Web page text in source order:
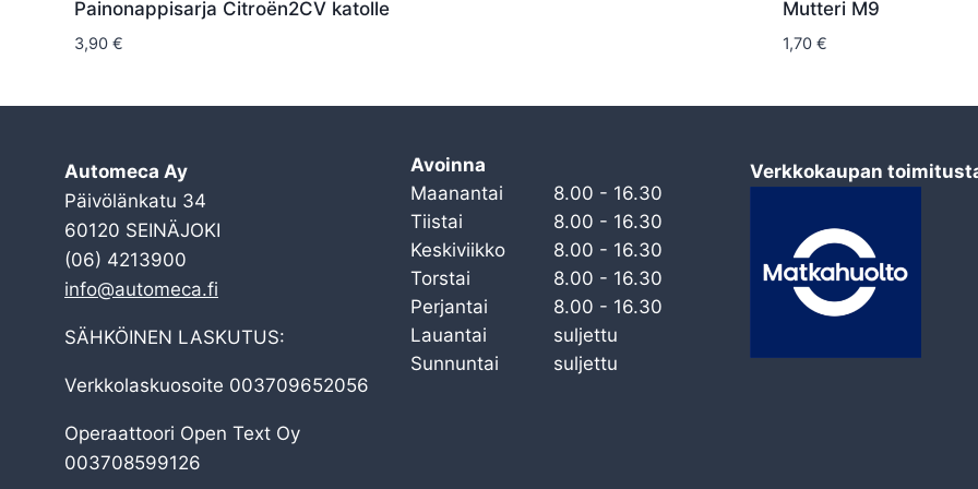
Painonappisarja Citroën2CV katolle
3,90 €
Mutteri M9
1,70 €
Automeca Ay
Päivölänkatu 34
60120 SEINÄJOKI
(06) 4213900
info@automeca.fi
SÄHKÖINEN LASKUTUS:
Verkkolaskuosoite 003709652056
Operaattoori Open Text Oy
003708599126
Avoinna
Maanantai
8.00 - 16.30
Tiistai
8.00 - 16.30
Keskiviikko
8.00 - 16.30
Torstai
8.00 - 16.30
Perjantai
8.00 - 16.30
Lauantai
suljettu
Sunnuntai
suljettu
Verkkokaupan